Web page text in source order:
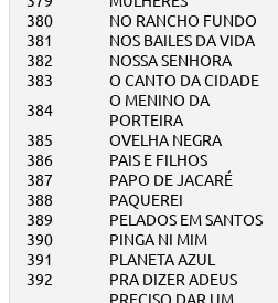
380
NO RANCHO FUNDO
381
NOS BAILES DA VIDA
382
NOSSA SENHORA
383
O CANTO DA CIDADE
384
O MENINO DA
PORTEIRA
385
OVELHA NEGRA
386
PAIS E FILHOS
387
PAPO DE JACARÉ
388
PAQUEREI
389
PELADOS EM SANTOS
390
PINGA NI MIM
391
PLANETA AZUL
392
PRA DIZER ADEUS
PRECISO DAR UM